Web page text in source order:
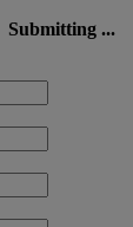
Submitting ...